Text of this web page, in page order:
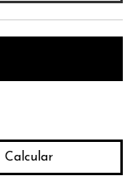
Calcular